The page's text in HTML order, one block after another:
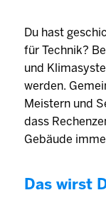
Du hast
für Technik?
und
werden.
Meistern und
dass
Gebäude
Das wirst